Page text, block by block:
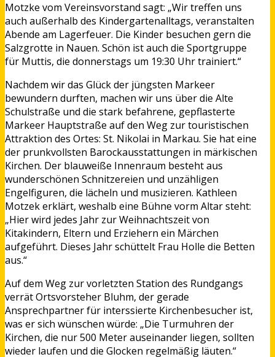
Motzke vom Vereinsvorstand sagt: „Wir treffen uns
auch außerhalb des Kindergartenalltags, veranstalten
Abende am Lagerfeuer. Die Kinder besuchen gern die
Salzgrotte in Nauen. Schön ist auch die Sportgruppe
für Muttis, die donnerstags um 19:30 Uhr trainiert.“
Nachdem wir das Glück der jüngsten Markeer
bewundern durften, machen wir uns über die Alte
Schulstraße und die stark befahrene, gepflasterte
Markeer Hauptstraße auf den Weg zur touristischen
Attraktion des Ortes: St. Nikolai in Markau. Sie hat eine
der prunkvollsten Barockausstattungen in märkischen
Kirchen. Der blauweiße Innenraum besteht aus
wunderschönen Schnitzereien und unzähligen
Engelfiguren, die lächeln und musizieren. Kathleen
Motzek erklärt, weshalb eine Bühne vorm Altar steht:
„Hier wird jedes Jahr zur Weihnachtszeit von
Kitakindern, Eltern und Erziehern ein Märchen
aufgeführt. Dieses Jahr schüttelt Frau Holle die Betten
aus.“
Auf dem Weg zur vorletzten Station des Rundgangs
verrät Ortsvorsteher Bluhm, der gerade
Ansprechpartner für interssierte Kirchenbesucher ist,
was er sich wünschen würde: „Die Turmuhren der
Kirchen, die nur 500 Meter auseinander liegen, sollten
wieder laufen und die Glocken regelmäßig läuten.“